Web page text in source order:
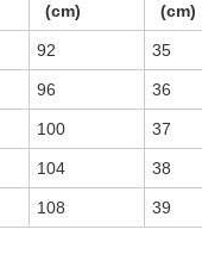
(cm)
(cm)
92 35
96 36
100 37
104 38
108 39